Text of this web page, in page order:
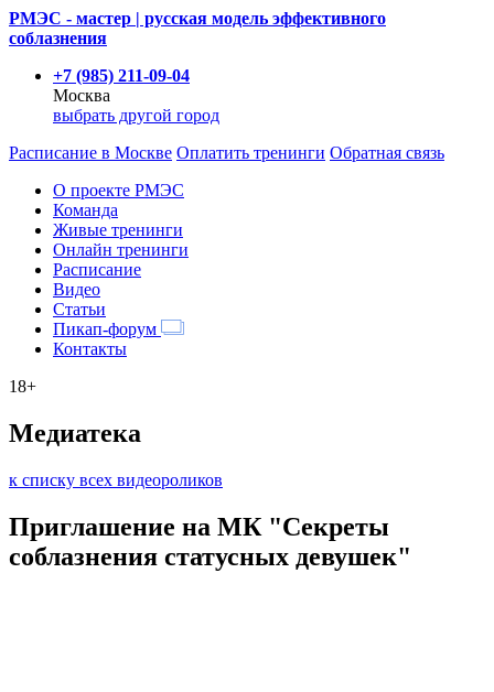
РМЭС - мастер | русская модель эффективного
соблазнения
+7 (985) 211-09-04
Москва
выбрать другой город
Расписание в Москве Оплатить тренинги Обратная связь
О проекте РМЭС
Команда
Живые тренинги
Онлайн тренинги
Расписание
Видео
Статьи
Пикап-форум
Контакты
18+
Медиатека
к списку всех видеороликов
Приглашение на МК "Секреты
соблазнения статусных девушек"